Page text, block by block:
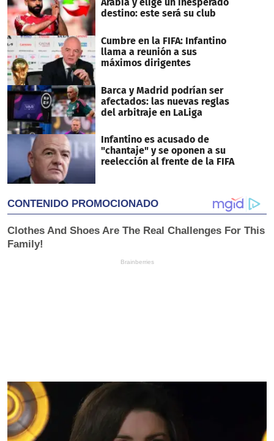
destino: este será su club
Cumbre en la FIFA: Infantino
llama a reunión a sus
máximos dirigentes
Barca y Madrid podrían ser
afectados: las nuevas reglas
del arbitraje en LaLiga
Infantino es acusado de
"chantaje" y se oponen a su
reelección al frente de la FIFA